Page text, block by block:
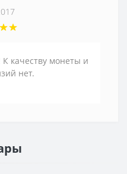
качеству монеты и
нет.